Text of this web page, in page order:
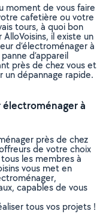
moment de vous faire
cafetière ou votre
tours, à quoi bon
il existe un
d’électroménager à
d’appareil
près de chez vous et
un dépannage rapide.
à
près de chez
de votre choix
les membres à
vous met en
capables de vous
tous vos projets !